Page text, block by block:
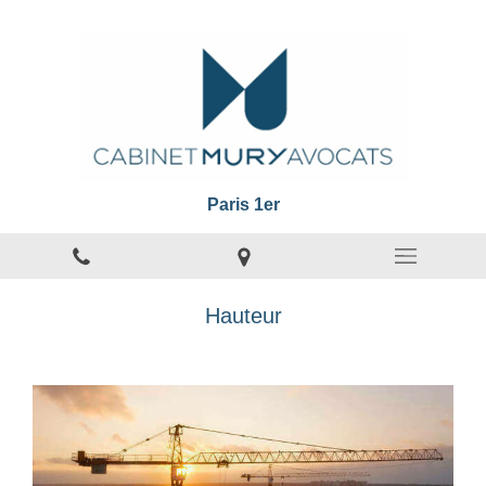
Paris 1er
Hauteur